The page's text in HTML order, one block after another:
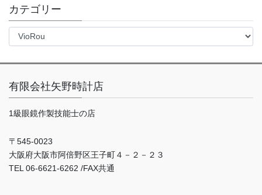
イ
カテゴリー
テ
ー
有限会社矢野時計店
1級眼鏡作製技能士の店
〒545-0023
大阪府大阪市阿倍野区王子町４－２－２３
TEL 06-6621-6262 /FAX共通